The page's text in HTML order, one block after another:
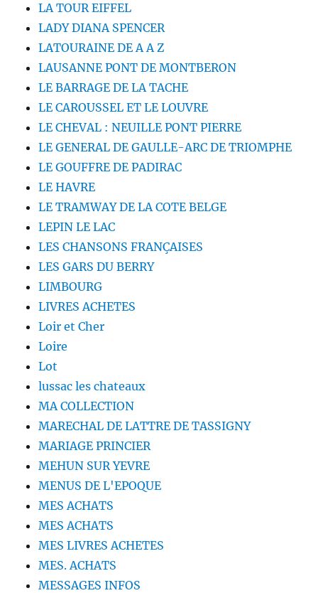
LA TOUR EIFFEL
LADY DIANA SPENCER
LATOURAINE DE A A Z
LAUSANNE PONT DE MONTBERON
LE BARRAGE DE LA TACHE
LE CAROUSSEL ET LE LOUVRE
LE CHEVAL : NEUILLE PONT PIERRE
LE GENERAL DE GAULLE-ARC DE TRIOMPHE
LE GOUFFRE DE PADIRAC
LE HAVRE
LE TRAMWAY DE LA COTE BELGE
LEPIN LE LAC
LES CHANSONS FRANÇAISES
LES GARS DU BERRY
LIMBOURG
LIVRES ACHETES
Loir et Cher
Loire
Lot
lussac les chateaux
MA COLLECTION
MARECHAL DE LATTRE DE TASSIGNY
MARIAGE PRINCIER
MEHUN SUR YEVRE
MENUS DE L'EPOQUE
MES ACHATS
MES ACHATS
MES LIVRES ACHETES
MES. ACHATS
MESSAGES INFOS